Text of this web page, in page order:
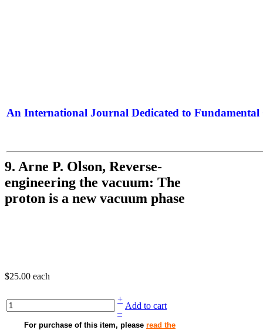
An International Journal Dedicated to Fundamental
9. Arne P. Olson, Reverse-
engineering the vacuum: The
proton is a new vacuum phase
$25.00 each
+
Add to cart
–
For purchase of this item, please read the